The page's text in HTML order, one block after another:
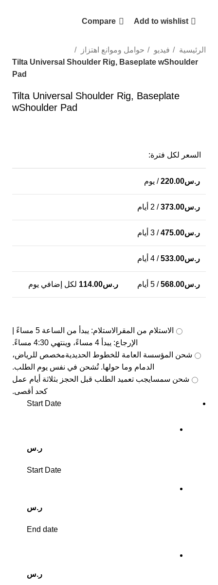
Add to wishlist
Compare
الرئيسية فيديو
حوامل وموانع اهتزاز
Tilta Universal Shoulder Rig, Baseplate wShoulder
Pad
Tilta Universal Shoulder Rig, Baseplate
wShoulder Pad
السعر لكل فترة:
ر.س220.00/ يوم
ر.س373.00/ 2 أيام
ر.س475.00/ 3 أيام
ر.س533.00/ 4 أيام
ر.س568.00/ 5 أيام ر.س114.00 لكل إضافي يوم
الاستلام من المقر
الاستلام: يبدأ من الساعة 5 مساءً |
الإرجاع: يبدأ 4 مساءً، وينتهي 4:30 مساءً.
شحن المؤسسة العامة للخطوط الحديديةمخصص للرياض،
الدمام وما حولها. تُشحن في نفس يوم الطلب.
شحن سمسايجب تعميد الطلب قبل الحجز بثلاثة أيام عمل
كحد أقصى.
Start Date
ر.س
Start Date
ر.س
End date
ر.س